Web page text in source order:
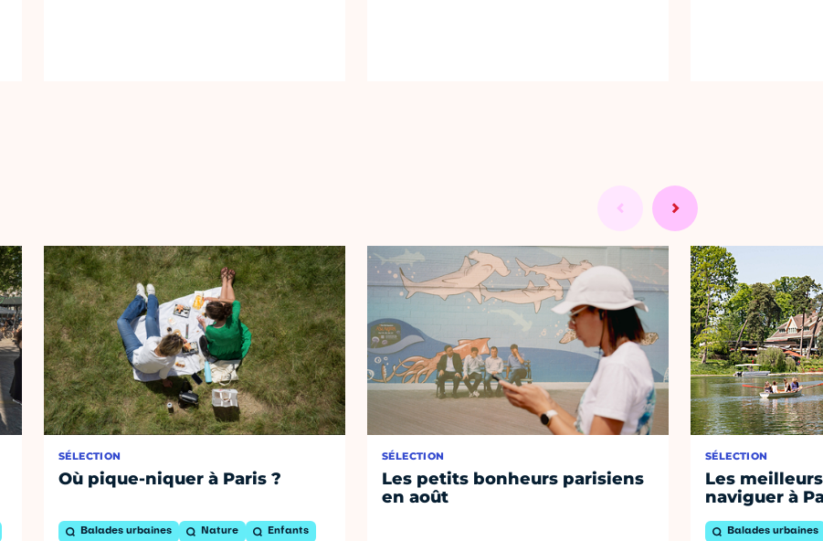
SÉLECTION
Où pique-niquer à Paris ?
Balades urbaines Nature Enfants
SÉLECTION
Les petits bonheurs parisiens
en août
SÉLECTION
Les
naviguer à
Balades urbaines